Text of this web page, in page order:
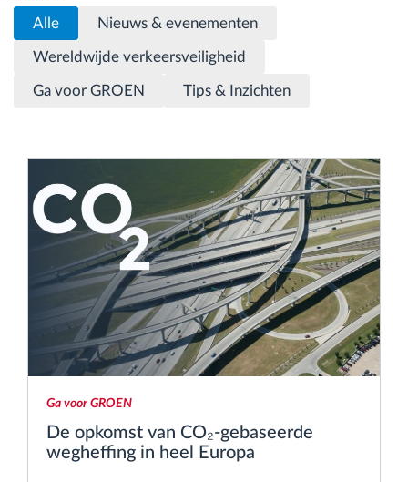
Toegangsbeheer
Brandstofbeheer
Automatische bestuurdersidentificatie
Ontdek alle functies
Hoe we de noden van elke vlootactiviteit
oplossen
Alle Nieuws & evenementen
Wereldwijde verkeersveiligheid
Ga voor GROEN Tips & Inzichten
Ga voor GROEN
De opkomst van CO₂-gebaseerde
wegheffing in heel Europa